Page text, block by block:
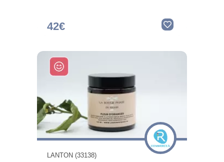
42€
LANTON (33138)